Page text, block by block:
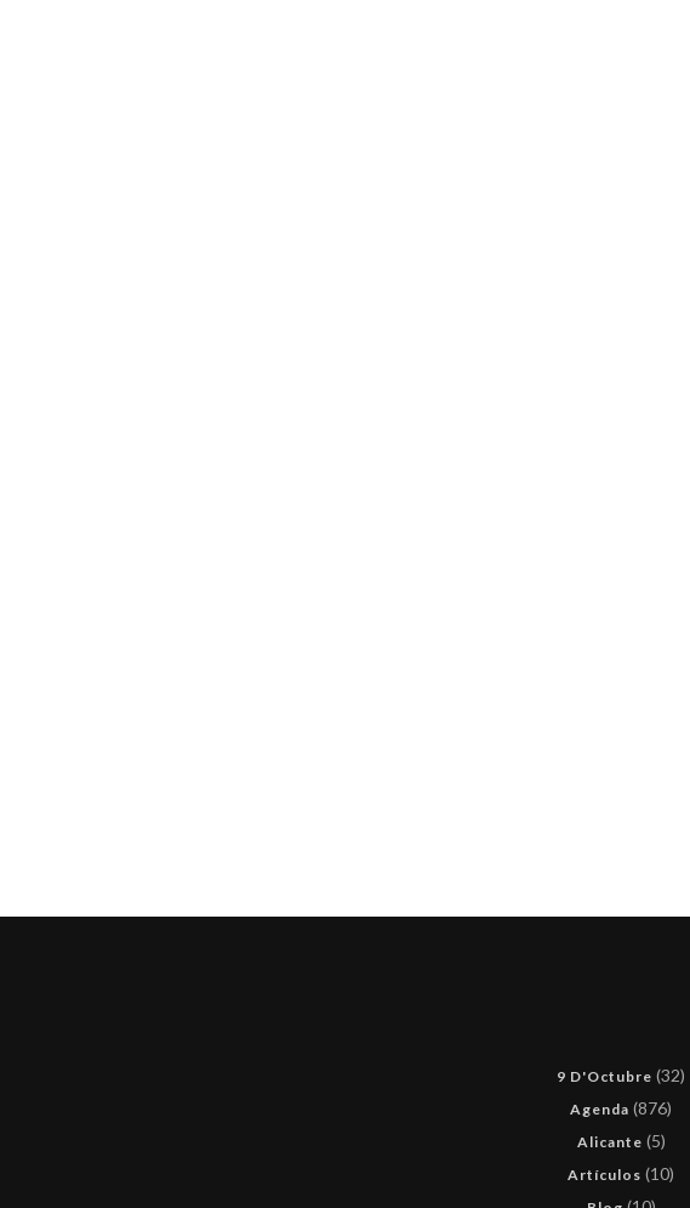
9 D'Octubre (32)
Agenda (876)
Alicante (5)
Artículos (10)